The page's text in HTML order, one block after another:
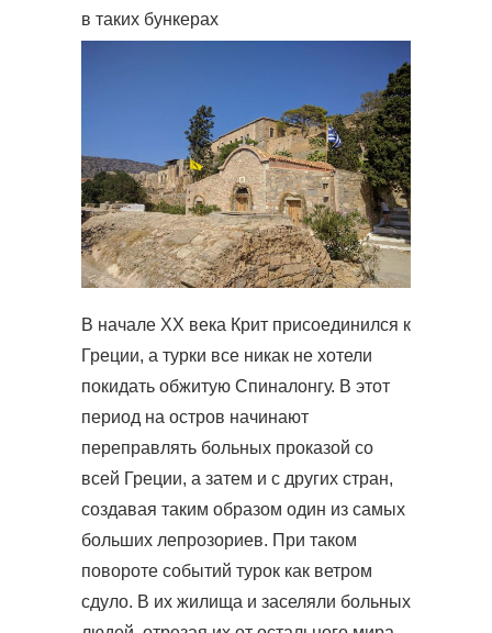
в таких бункерах
В начале ХХ века Крит присоединился к
Греции, а турки все никак не хотели
покидать обжитую Спиналонгу. В этот
период на остров начинают
переправлять больных проказой со
всей Греции, а затем и с других стран,
создавая таким образом один из самых
больших лепрозориев. При таком
повороте событий турок как ветром
сдуло. В их жилища и заселяли больных